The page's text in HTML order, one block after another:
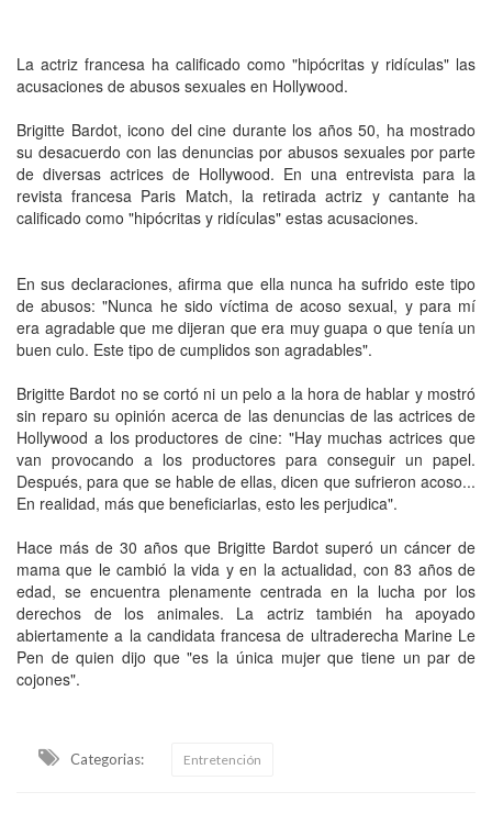
La actriz francesa ha calificado como "hipócritas y ridículas" las
acusaciones de abusos sexuales en Hollywood.
Brigitte Bardot, icono del cine durante los años 50, ha mostrado
su desacuerdo con las denuncias por abusos sexuales por parte
de diversas actrices de Hollywood. En una entrevista para la
revista francesa Paris Match, la retirada actriz y cantante ha
calificado como "hipócritas y ridículas" estas acusaciones.
En sus declaraciones, afirma que ella nunca ha sufrido este tipo
de abusos: "Nunca he sido víctima de acoso sexual, y para mí
era agradable que me dijeran que era muy guapa o que tenía un
buen culo. Este tipo de cumplidos son agradables".
Brigitte Bardot no se cortó ni un pelo a la hora de hablar y mostró
sin reparo su opinión acerca de las denuncias de las actrices de
Hollywood a los productores de cine: "Hay muchas actrices que
van provocando a los productores para conseguir un papel.
Después, para que se hable de ellas, dicen que sufrieron acoso...
En realidad, más que beneficiarlas, esto les perjudica".
Hace más de 30 años que Brigitte Bardot superó un cáncer de
mama que le cambió la vida y en la actualidad, con 83 años de
edad, se encuentra plenamente centrada en la lucha por los
derechos de los animales. La actriz también ha apoyado
abiertamente a la candidata francesa de ultraderecha Marine Le
Pen de quien dijo que "es la única mujer que tiene un par de
cojones".
Categorias: Entretención